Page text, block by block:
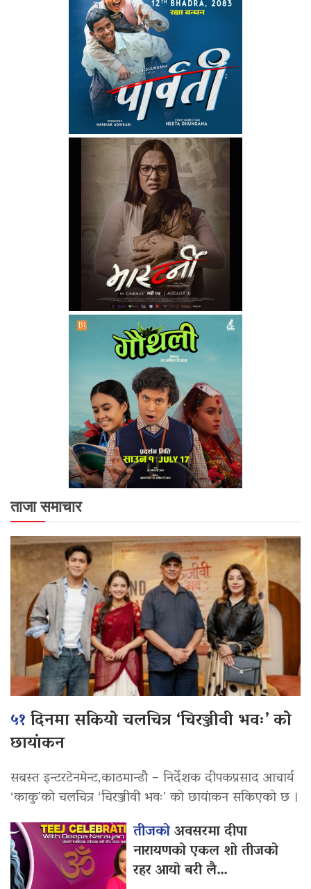
ताजा समाचार
५१दिनमा सकियो चलचित्र ‘चिरञ्जीवी भवः’ को
छायांकन
सबस्त इन्टरटेनमेन्ट,काठमान्डौ – निर्देशक दीपकप्रसाद आचार्य
‘काकु’को चलचित्र ‘चिरञ्जीवी भवः’ को छायांकन सकिएको छ ।
तीजकोअवसरमा दीपा
नारायणको एकल शो तीजको
रहर आयो बरी लै…